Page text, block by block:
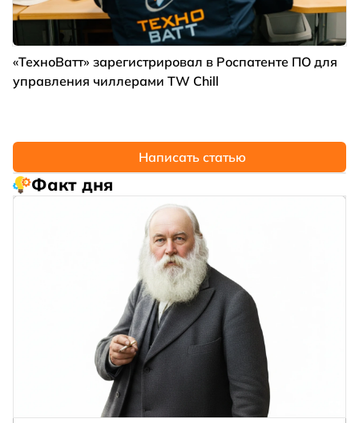
«ТехноВатт» зарегистрировал в Роспатенте ПО для
управления чиллерами TW Chill
Написать статью
Факт дня